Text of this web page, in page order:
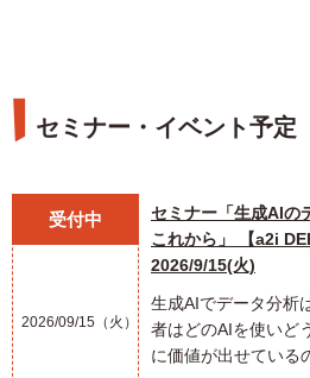
セミナー・イベント予定
受付中
2026/09/15（火）
セミナー「生成AIの
これから」 【a2i
2026/9/15(火)
生成AIでデータ分析
者はどのAIを使いど
に価値が出せている